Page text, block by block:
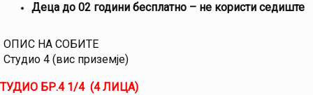
Деца до 02 години бесплатно – не користи седиште
ОПИС НА СОБИТЕ
Студио 4 (вис призeмје)
БР.4 1/4 (4 ЛИЦА)